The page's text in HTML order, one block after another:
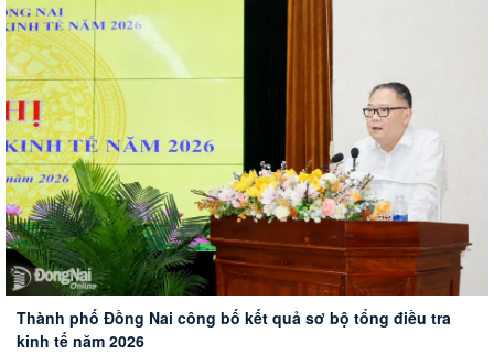
Tháo gỡ những khó khăn, vướng mắc trong công tác khám
Thuế thành phố Đồng Nai triển khai tạm hoãn xuất cảnh
Thành phố Đồng Nai công bố kết quả sơ bộ tổng điều tra
kinh tế năm 2026
Tiếp tục đẩy mạnh các giải pháp để ngăn chặn, đẩy lùi tội
phạm, tệ nạn ma túy